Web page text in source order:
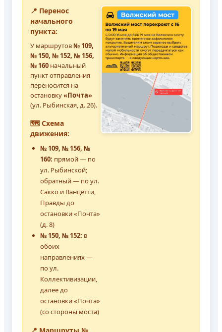
📍 Перенос
начального
пункта:
У маршрутов№ 109,
№ 150, № 152, № 156,
№ 160 начальный
пункт отправления
переносится на
остановку«Почта»
(ул. Рыбинская, д. 26).
🗺️ Схема
движения:
№ 109, № 156, №
160: прямой — по
ул. Рыбинской;
обратный — по ул.
Сакко и Ванцетти,
Правды до
остановки «Почта»
(д. 8)
№ 150, № 152: в
обоих
направлениях —
по ул.
Коллективизации,
далее до
остановки «Почта»
(со стороны моста)